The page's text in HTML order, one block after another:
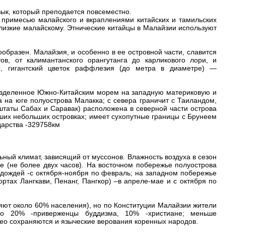
который преподается повсеместно.
малайского и вкраплениями китайских и тамильских
малайскому. Этнические китайцы в Малайзии используют
Малайзия, и особенно в ее островной части, славится
от калимантанского орангутанга до карликового лори, и
гигантский цветок раффлезия (до метра в диаметре) —
Южно-Китайским морем на западную материковую и
юге полуострова Малакка; с севера граничит с Таиландом,
Сабах и Саравак) расположена в северной части острова
небольших островках; имеет сухопутные границы с Брунеем
-329758км
климат, зависящий от муссонов. Влажность воздуха в сезон
(не более двух часов). На восточном побережье полуострова
-с октября-ноября по февраль; на западном побережье
Лангкави, Пенанг, Пангкор) –в апреле-мае и с октября по
около 60% населения), но по Конституции Малайзии жители
20% -приверженцы буддизма, 10% -христиане; меньше
сохраняются и языческие верования коренных народов.